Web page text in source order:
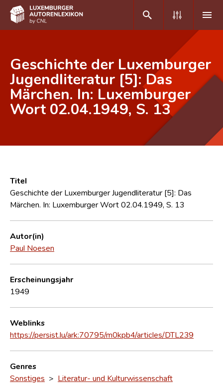
DE FR
Home
Autor(inn)en A-Z
Forschungsgruppe
Geschichte der Luxemburger
Jugendliteratur [5]: Das
Märchen. In: Luxemburger
Wort 02.04.1949, S. 13
Titel
Geschichte der Luxemburger Jugendliteratur [5]: Das
Märchen. In: Luxemburger Wort 02.04.1949, S. 13
Autor(in)
Paul Noesen
Erscheinungsjahr
1949
Weblinks
https://persist.lu/ark:70795/m0kpb4/articles/DTL239
Genres
Sonstiges > Literatur- und Kulturwissenschaft